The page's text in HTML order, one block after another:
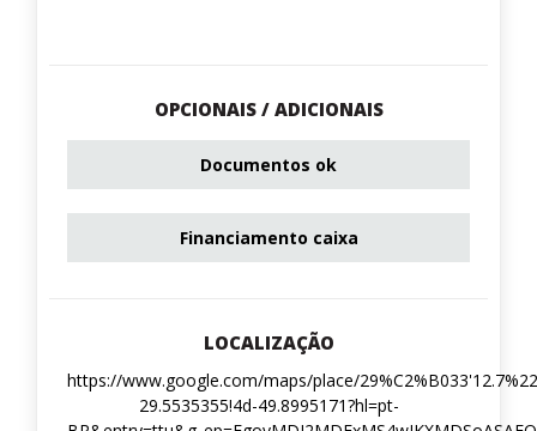
OPCIONAIS / ADICIONAIS
Documentos ok
Financiamento caixa
LOCALIZAÇÃO
https://www.google.com/maps/place/
29.5535355!4d-49.8995171?hl=pt-